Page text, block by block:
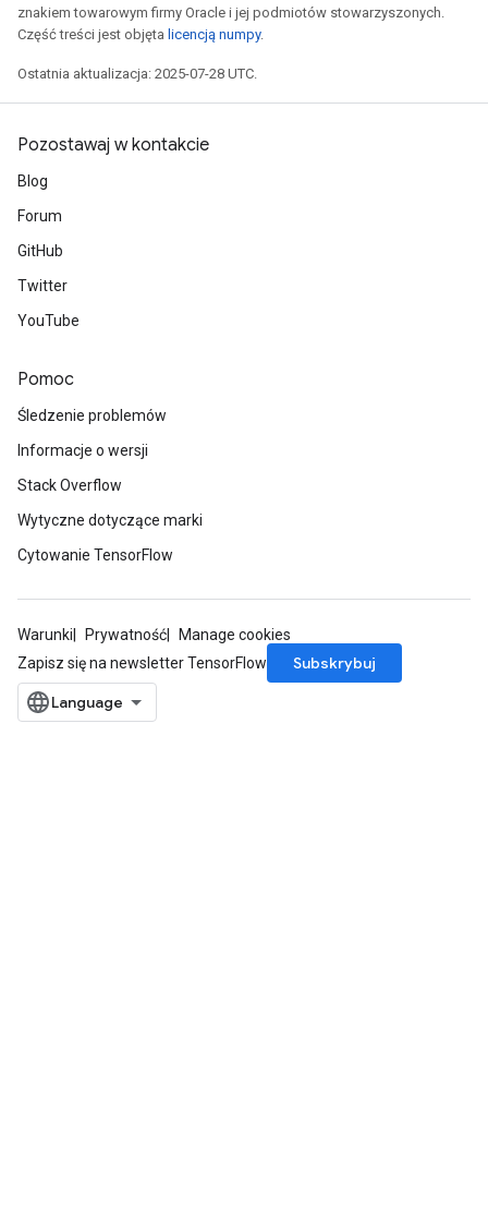
znakiem towarowym firmy Oracle i jej podmiotów stowarzyszonych.
Część treści jest objęta licencją numpy.
Ostatnia aktualizacja: 2025-07-28 UTC.
Pozostawaj w kontakcie
Blog
Forum
GitHub
Twitter
YouTube
Pomoc
Śledzenie problemów
Informacje o wersji
Stack Overflow
Wytyczne dotyczące marki
Cytowanie TensorFlow
Warunki Prywatność
Manage cookies
Zapisz się na newsletter TensorFlow
Subskrybuj